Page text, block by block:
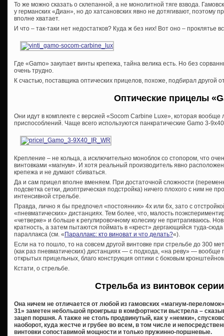
То же можно сказать о склепанной, а не монолитной тяге взвода.
у германских «Диан», но до хатсановских явно не дотягивают, поэтому
вполне хватает.
И что – так-таки нет недостатков? Куда ж без них! Вот оно – проклятье
Где «Gamo» закупает винты крепежа, тайна велика есть. Но без
очень трудно.
К счастью, поставщика оптических прицелов, похоже, подбирал другой
Оптические прицелы «
Они идут в комплекте с версией «Socom Carbine Luxe», которая
приспособлений. Чаще всего используются панкратические Gamo 3-
Крепление – не кольца, а исключительно моноблок со стопором, что
винтовками «магнум». И хотя реальный производитель явно
крепежа и не думают сбиваться.
Да и сам прицел вполне вменяем. При достаточной сложности
подсветка сетки, диоптрическая подстройка) ничего плохого с ним не
интенсивной стрельбе.
Правда, лично я бы предпочел «постоянник» 4х или 6х, зато с
«пневматических» дистанциях. Тем более, что, малость
«четверке» и больше к регулировочному колесику не притрагиваюсь.
кратность, а затем пытаются поймать в «крест» дергающийся туда-
параллакса (см. «Параллакс: кто виноват и что делать?«).
Если на то пошло, то на совсем другой винтовке при стрельбе до 300
(как раз пневматических) дистанциях — с подхода, «на реву» —
открытых прицельных, благо конструкция оптики с боковым
Кстати, о стрельбе.
Стрельба из винтовок
Она ничем не отличается от любой из гамовских «магнум-
31» заметен небольшой проигрыш в комфортности выстрела –
зацеп поршня. А также не столь продвинутый, как у «немки»,
наоборот, куда жестче и грубее во всем, в том числе и
винтовки сопоставимой мощности и только пружинно-поршневые.